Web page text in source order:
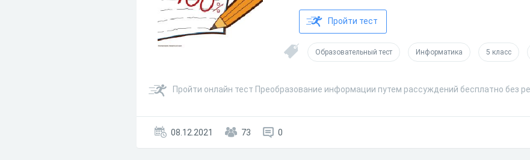
Пройти тест
Образовательный тест Информатика 5 класс
Пройти онлайн тест Преобразование информации путем рассуждений бесплатно без
08.12.2021 73 0